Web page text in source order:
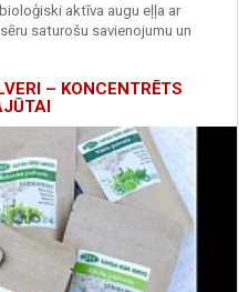
aktīva augu eļļa ar
saturošu savienojumu un
– KONCENTRĒTS